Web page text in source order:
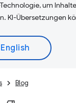
um
KI-Übersetzungen
Blog